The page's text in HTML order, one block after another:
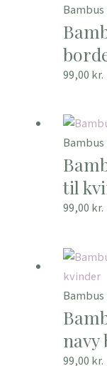
99,00 kr.
til
99,00 kr.
navy
99,00 kr.